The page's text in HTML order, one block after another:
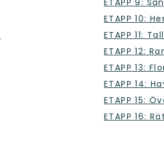
ETAPP 9:
ETAPP 10:
ETAPP 11:
ETAPP 12:
ETAPP 13:
ETAPP 14:
ETAPP 15:
ETAPP 16: